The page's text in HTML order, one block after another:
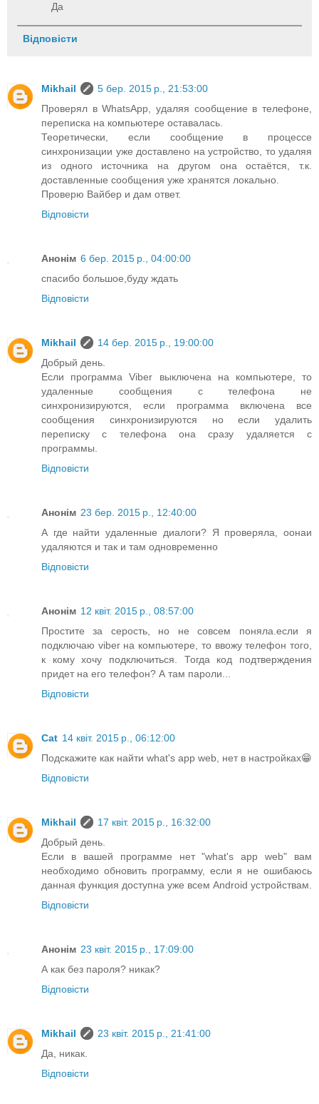
Да
Відповісти
Mikhail
5 бер. 2015 р., 21:53:00
Проверял в WhatsApp, удаляя сообщение в телефоне,
переписка на компьютере оставалась.
Теоретически, если сообщение в процессе
синхронизации уже доставлено на устройство, то удаляя
из одного источника на другом она остаётся, т.к.
доставленные сообщения уже хранятся локально.
Проверю Вайбер и дам ответ.
Відповісти
Анонім 6 бер. 2015 р., 04:00:00
спасибо большое,буду ждать
Відповісти
Mikhail
14 бер. 2015 р., 19:00:00
Добрый день.
Если программа Viber выключена на компьютере, то
удаленные сообщения с телефона не
синхронизируются, если программа включена все
сообщения синхронизируются но если удалить
переписку с телефона она сразу удаляется с
программы.
Відповісти
Анонім 23 бер. 2015 р., 12:40:00
А где найти удаленные диалоги? Я проверяла, оонаи
удаляются и так и там одновременно
Відповісти
Анонім 12 квіт. 2015 р., 08:57:00
Простите за серость, но не совсем поняла.если я
подключаю viber на компьютере, то ввожу телефон того,
к кому хочу подключиться. Тогда код подтверждения
придет на его телефон? А там пароли...
Відповісти
Cat 14 квіт. 2015 р., 06:12:00
Подскажите как найти what's app web, нет в настройках😁
Відповісти
Mikhail
17 квіт. 2015 р., 16:32:00
Добрый день.
Если в вашей программе нет "what's app web" вам
необходимо обновить программу, если я не ошибаюсь
данная функция доступна уже всем Android устройствам.
Відповісти
Анонім 23 квіт. 2015 р., 17:09:00
А как без пароля? никак?
Відповісти
Mikhail
23 квіт. 2015 р., 21:41:00
Да, никак.
Відповісти